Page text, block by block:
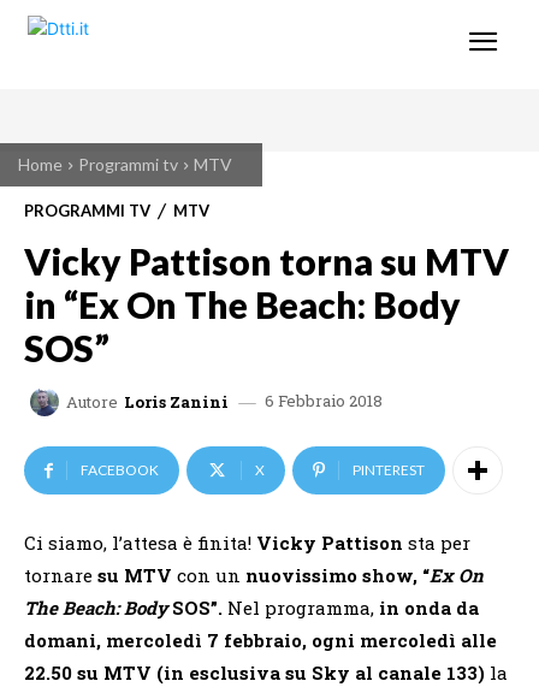
Home Programmi tv MTV
PROGRAMMI TV MTV
Vicky Pattison torna su MTV
in “Ex On The Beach: Body
SOS”
Autore Loris Zanini 6 Febbraio 2018
FACEBOOK X PINTEREST
Ci siamo, l’attesa è finita! Vicky Pattison sta per
tornare su MTV con un nuovissimo show, “Ex On
The Beach: BodySOS”. Nel programma, in onda da
domani, mercoledì 7 febbraio, ogni mercoledì alle
22.50 su MTV (in esclusiva su Sky al canale 133) la